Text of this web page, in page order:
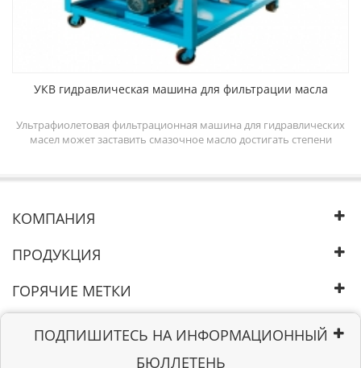
УКВ гидравлическая машина для фильтрации масла
Ультрафиолетовая фильтрационная машина для гидравлических
масел может заставить смазочное масло достигать степени
может очищать гидравлическое масло путем удаления
свободных и растворенных газов, частиц из масла.
КОМПАНИЯ
ПРОДУКЦИЯ
ГОРЯЧИЕ МЕТКИ
ПОДПИШИТЕСЬ НА ИНФОРМАЦИОННЫЙ
БЮЛЛЕТЕНЬ